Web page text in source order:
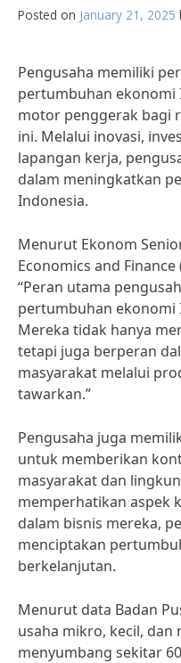
Posted on January 21, 2025
Pengusaha memiliki
pertumbuhan ekonomi
motor penggerak bagi
ini. Melalui inovasi,
lapangan kerja,
dalam meningkatkan
Indonesia.
Menurut Ekonom
Economics and Finance
“Peran utama
pertumbuhan ekonomi
Mereka tidak hanya
tetapi juga berperan
masyarakat melalui
tawarkan.”
Pengusaha juga
untuk memberikan
masyarakat dan
memperhatikan aspek
dalam bisnis mereka,
menciptakan
berkelanjutan.
Menurut data Badan
usaha mikro, kecil, dan
menyumbang sekitar